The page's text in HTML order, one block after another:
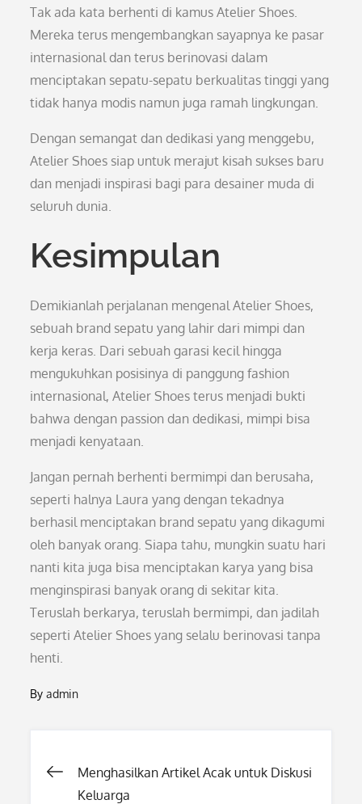
Tak ada kata berhenti di kamus Atelier Shoes.
Mereka terus mengembangkan sayapnya ke pasar
internasional dan terus berinovasi dalam
menciptakan sepatu-sepatu berkualitas tinggi yang
tidak hanya modis namun juga ramah lingkungan.
Dengan semangat dan dedikasi yang menggebu,
Atelier Shoes siap untuk merajut kisah sukses baru
dan menjadi inspirasi bagi para desainer muda di
seluruh dunia.
Kesimpulan
Demikianlah perjalanan mengenal Atelier Shoes,
sebuah brand sepatu yang lahir dari mimpi dan
kerja keras. Dari sebuah garasi kecil hingga
mengukuhkan posisinya di panggung fashion
internasional, Atelier Shoes terus menjadi bukti
bahwa dengan passion dan dedikasi, mimpi bisa
menjadi kenyataan.
Jangan pernah berhenti bermimpi dan berusaha,
seperti halnya Laura yang dengan tekadnya
berhasil menciptakan brand sepatu yang dikagumi
oleh banyak orang. Siapa tahu, mungkin suatu hari
nanti kita juga bisa menciptakan karya yang bisa
menginspirasi banyak orang di sekitar kita.
Teruslah berkarya, teruslah bermimpi, dan jadilah
seperti Atelier Shoes yang selalu berinovasi tanpa
henti.
Byadmin
Post
Menghasilkan Artikel Acak untuk Diskusi
Keluarga